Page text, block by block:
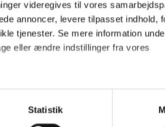
videregives til vores
annoncer, levere tilpasset indhold,
tjenester. Se mere information
eller ændre indstillinger fra vores
og finansiere relevant journalistisk
Statistik